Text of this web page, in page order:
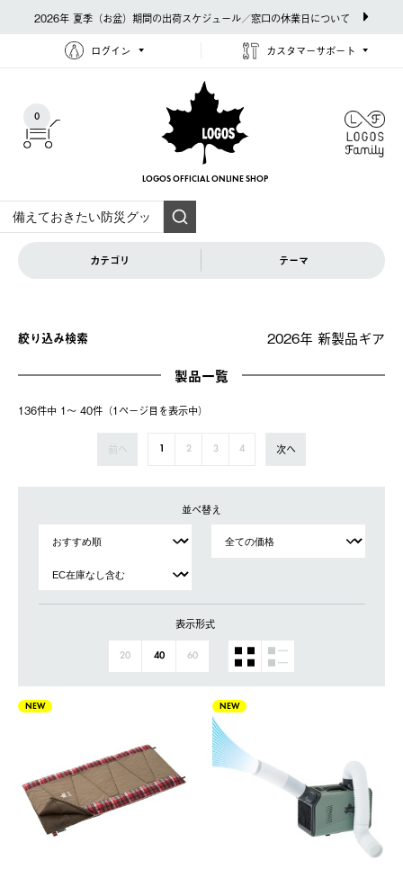
2026年 夏季（お盆）期間の出荷スケジュール／窓口の休業日について
ログイン カスタマーサポート
0
LOGOS OFFICIAL ONLINE SHOP
カテゴリ テーマ
絞り込み検索 2026年 新製品ギア
製品一覧
136件中 1〜 40件（1ページ⽬を表⽰中）
前へ 1 2 3 4 次へ
並べ替え
表示形式
20 40 60
NEW NEW